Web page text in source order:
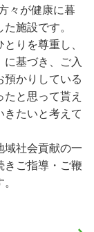
々が健康に暮
施設です。
りを尊重し、
基づき、ご入
預かりしている
と思って貰え
きたいと考えて
域社会貢献の一
きご指導・ご鞭